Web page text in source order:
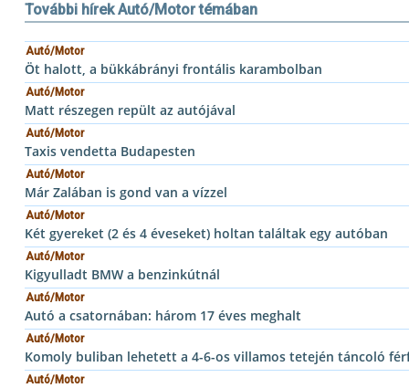
További hírek Autó/Motor témában
Autó/Motor
Öt halott, a bükkábrányi frontális karambolban
Autó/Motor
Matt részegen repült az autójával
Autó/Motor
Taxis vendetta Budapesten
Autó/Motor
Már Zalában is gond van a vízzel
Autó/Motor
Két gyereket (2 és 4 éveseket) holtan találtak egy autóban
Autó/Motor
Kigyulladt BMW a benzinkútnál
Autó/Motor
Autó a csatornában: három 17 éves meghalt
Autó/Motor
Komoly buliban lehetett a 4-6-os villamos tetején táncoló
Autó/Motor